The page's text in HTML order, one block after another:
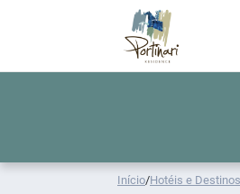
Início/Hotéis e Destinos